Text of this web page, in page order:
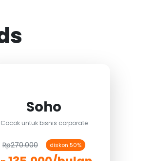
Soho
Cocok untuk bisnis corporate
Rp270.000 diskon 50%